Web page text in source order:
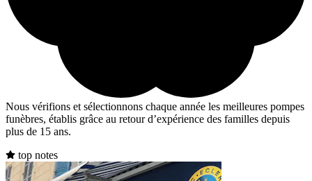
Nous vérifions et sélectionnons chaque année les meilleures pompes
funèbres, établis grâce au retour d’expérience des familles depuis
plus de 15 ans.
top notes